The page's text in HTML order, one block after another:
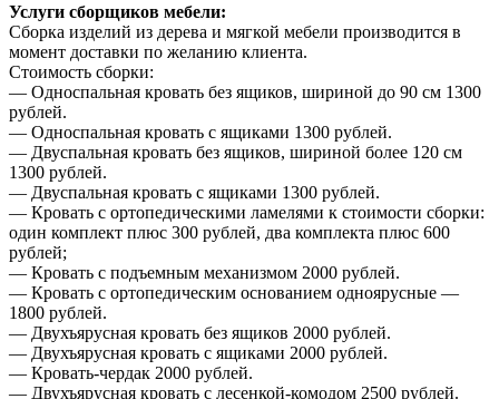
Услуги сборщиков мебели:
Сборка изделий из дерева и мягкой мебели производится в
момент доставки по желанию клиента.
Стоимость сборки:
— Односпальная кровать без ящиков, шириной до 90 см 1300
рублей.
— Односпальная кровать с ящиками 1300 рублей.
— Двуспальная кровать без ящиков, шириной более 120 см
1300 рублей.
— Двуспальная кровать с ящиками 1300 рублей.
— Кровать с ортопедическими ламелями к стоимости сборки:
один комплект плюс 300 рублей, два комплекта плюс 600
рублей;
— Кровать с подъемным механизмом 2000 рублей.
— Кровать с ортопедическим основанием одноярусные —
1800 рублей.
— Двухъярусная кровать без ящиков 2000 рублей.
— Двухъярусная кровать с ящиками 2000 рублей.
— Кровать-чердак 2000 рублей.
— Двухъярусная кровать с лесенкой-комодом 2500 рублей.